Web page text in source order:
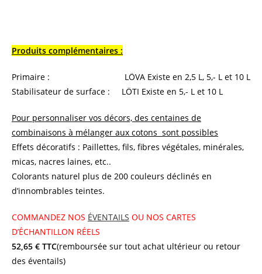
Produits complémentaires :
Primaire : LÖVA Existe en 2,5 L, 5,- L et 10 L
Stabilisateur de surface : LÖTI Existe en 5,- L et 10 L
Pour personnaliser vos décors, des centaines de
combinaisons à mélanger aux cotons sont possibles
Effets décoratifs : Paillettes, fils, fibres végétales, minérales,
micas, nacres laines, etc..
Colorants naturel plus de 200 couleurs déclinés en
d’innombrables teintes.
COMMANDEZ NOS ÉVENTAILS OU NOS CARTES
D’ÉCHANTILLON RÉELS
52,65 € TTC(remboursée sur tout achat ultérieur ou retour
des éventails)